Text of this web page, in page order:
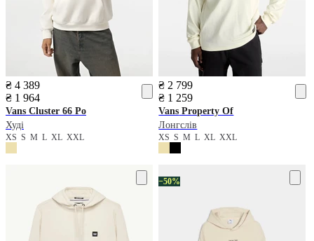
₴ 4 389
₴ 1 964
Vans Cluster 66 Po
Худі
XS S M L XL XXL
₴ 2 799
₴ 1 259
Vans Property Of
Лонгслів
XSSMLXLXXL
−50%